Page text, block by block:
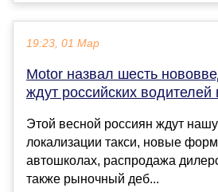
19:23, 01 Мар
Motor назвал шесть
ждут российских водителей
Этой весной россиян ждут
локализации такси, новые
автошколах, распродажа
также рыночный деб...